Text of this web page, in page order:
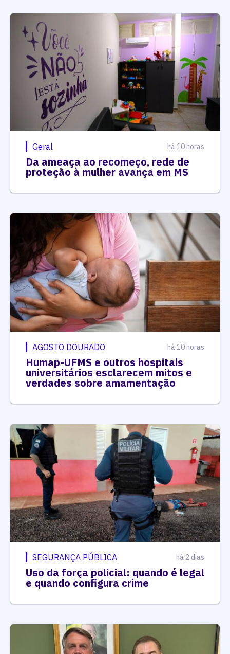
Geral há 10 horas
Da ameaça ao recomeço, rede de
proteção à mulher avança em MS
AGOSTO DOURADO há 10 horas
Humap-UFMS e outros hospitais
universitários esclarecem mitos e
verdades sobre amamentação
SEGURANÇA PÚBLICA há 2 dias
Uso da força policial: quando é legal
e quando configura crime